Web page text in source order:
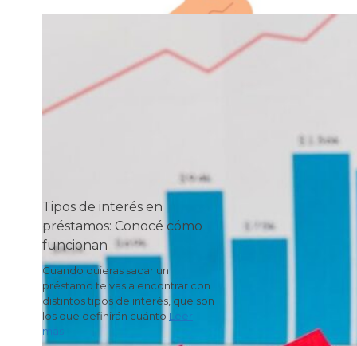
Tipos de interés en
préstamos: Conocé cómo
funcionan
Cuando quieras sacar un
préstamo te vas a encontrar con
distintos tipos de interés, que son
los que definirán cuánto Leer
más